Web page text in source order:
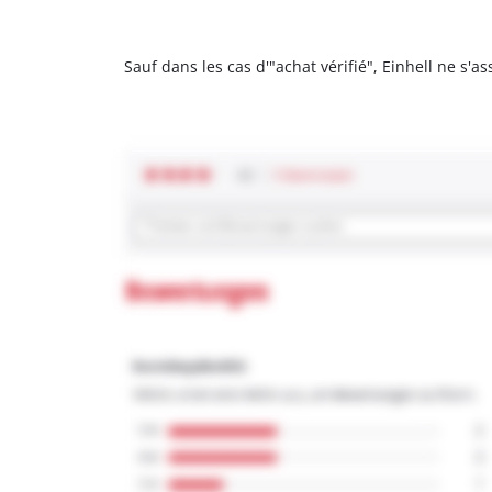
Sauf dans les cas d'"achat vérifié", Einhell ne